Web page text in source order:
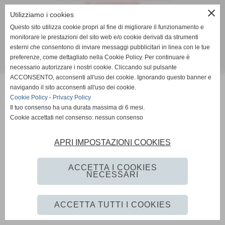
P.I. 01575060478
Tel. +39 0573526493 Fax +39 0573528077
info@mascot.it
Realizzazione siti web www.sitoper.it
close
Utilizziamo i cookies
Questo sito utilizza cookie propri al fine di migliorare il funzionamento e
monitorare le prestazioni del sito web e/o cookie derivati da strumenti
esterni che consentono di inviare messaggi pubblicitari in linea con le tue
preferenze, come dettagliato nella Cookie Policy. Per continuare è
necessario autorizzare i nostri cookie. Cliccando sul pulsante
ACCONSENTO, acconsenti all'uso dei cookie. Ignorando questo banner e
navigando il sito acconsenti all'uso dei cookie.
Cookie Policy - Privacy Policy
Il tuo consenso ha una durata massima di 6 mesi.
Cookie accettati nel consenso: nessun consenso
APRI IMPOSTAZIONI COOKIES
ACCETTA I COOKIES
NECESSARI
ACCETTA TUTTI I COOKIES